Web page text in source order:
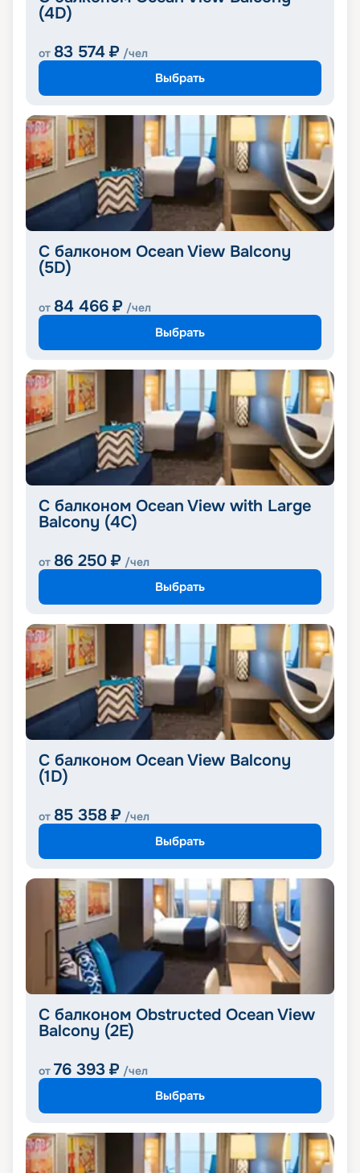
(4D)
от 83 574 ₽ /чел
Выбрать
С балконом Ocean View Balcony
(5D)
от 84 466 ₽ /чел
Выбрать
С балконом Ocean View with Large
Balcony (4C)
от 86 250 ₽ /чел
Выбрать
С балконом Ocean View Balcony
(1D)
от 85 358 ₽ /чел
Выбрать
С балконом Obstructed Ocean View
Balcony (2E)
от 76 393 ₽ /чел
Выбрать